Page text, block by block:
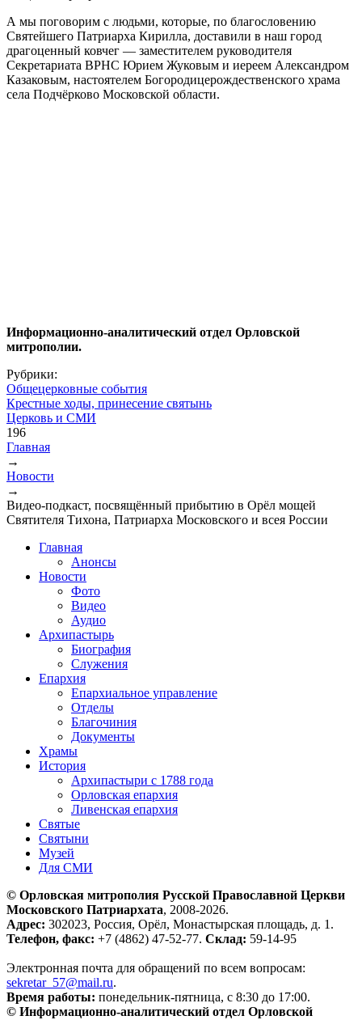
А мы поговорим с людьми, которые, по благословению
Святейшего Патриарха Кирилла, доставили в наш город
драгоценный ковчег — заместителем руководителя
Секретариата ВРНС Юрием Жуковым и иереем Александром
Казаковым, настоятелем Богородицерождественского храма
села Подчёрково Московской области.
Информационно-аналитический отдел Орловской
митрополии.
Рубрики:
Общецерковные события
Крестные ходы, принесение святынь
Церковь и СМИ
196
Вы здесь
Главная
→
Новости
→
Видео-подкаст, посвящённый прибытию в Орёл мощей
Святителя Тихона, Патриарха Московского и всея России
Главная
Анонсы
Новости
Фото
Видео
Аудио
Архипастырь
Биография
Служения
Епархия
Епархиальное управление
Отделы
Благочиния
Документы
Храмы
История
Архипастыри с 1788 года
Орловская епархия
Ливенская епархия
Святые
Святыни
Музей
Для СМИ
© Орловская митрополия Русской Православной Церкви
Московского Патриархата, 2008-2026.
Адрес: 302023, Россия, Орёл, Монастырская площадь, д. 1.
Телефон, факс: +7 (4862) 47-52-77. Склад: 59-14-95
Электронная почта для обращений по всем вопросам:
sekretar_57@mail.ru.
Время работы: понедельник-пятница, с 8:30 до 17:00.
© Информационно-аналитический отдел Орловской